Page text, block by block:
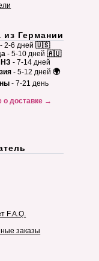
из Германии
- 2-6 дней 🇺🇸
- 5-10 дней 🇦🇺
НЗ - 7-14 дней
- 5-12 дней 🌍
- 7-21 день
о доставке →
F.A.Q.
заказы